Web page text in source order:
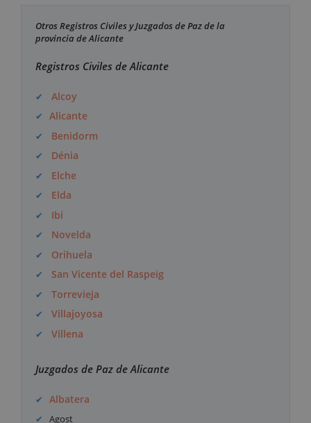
Otros Registros Civiles y Juzgados de Paz de la
provincia de Alicante
Registros Civiles de Alicante
Alcoy
Alicante
Benidorm
Dénia
Elche
Elda
Ibi
Novelda
Orihuela
San Vicente del Raspeig
Torrevieja
Villajoyosa
Villena
Juzgados de Paz de Alicante
Albatera
Agost